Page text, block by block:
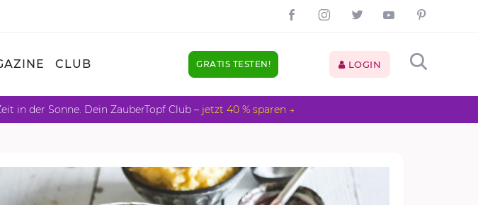
CLUB GRATIS TESTEN! LOGIN
in der Sonne. Dein ZauberTopf Club – jetzt 40 % sparen →